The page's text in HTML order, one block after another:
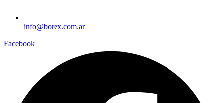
info@borex.com.ar
Facebook